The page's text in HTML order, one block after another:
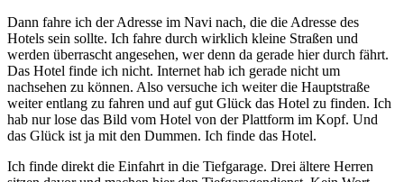
Dann fahre ich der Adresse im Navi nach, die die Adresse des
Hotels sein sollte. Ich fahre durch wirklich kleine Straßen und
werden überrascht angesehen, wer denn da gerade hier durch fährt.
Das Hotel finde ich nicht. Internet hab ich gerade nicht um
nachsehen zu können. Also versuche ich weiter die Hauptstraße
weiter entlang zu fahren und auf gut Glück das Hotel zu finden. Ich
hab nur lose das Bild vom Hotel von der Plattform im Kopf. Und
das Glück ist ja mit den Dummen. Ich finde das Hotel.
Ich finde direkt die Einfahrt in die Tiefgarage. Drei ältere Herren